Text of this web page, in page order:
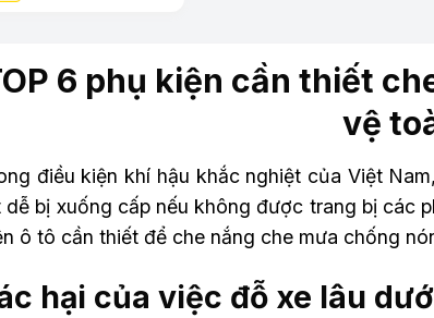
6 phụ kiện cần thiết
vệ
điều kiện khí hậu khắc nghiệt của Việt
dễ bị xuống cấp nếu không được trang bị các
ô tô cần thiết để che nắng che mưa chống
hại của việc đỗ xe lâu